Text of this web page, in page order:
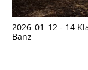
2026_01_12 - 14
Banz